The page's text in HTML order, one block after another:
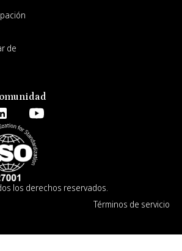
de
los derechos reservados.
Términos de servicio